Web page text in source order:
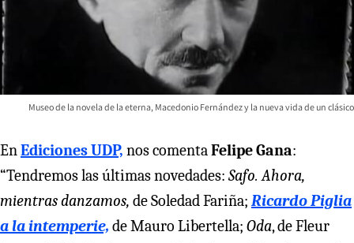
Museo de la novela de la eterna, Macedonio Fernández y la nueva vida de un clásico
EnEdiciones UDP, nos comentaFelipe Gana:
“Tendremos las últimas novedades: Safo. Ahora,
mientras danzamos, de Soledad Fariña; Ricardo Piglia
a la intemperie, de Mauro Libertella; Oda, de Fleur